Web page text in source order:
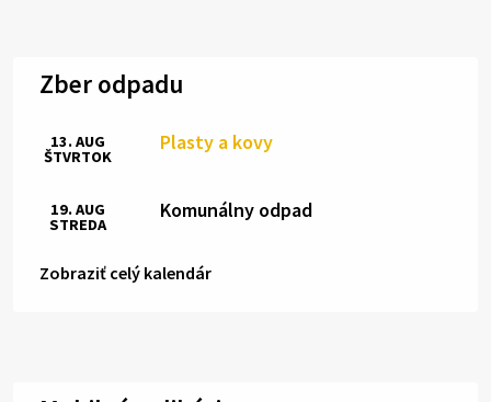
Zber odpadu
Plasty a kovy
13. AUG
ŠTVRTOK
Komunálny odpad
19. AUG
STREDA
Zobraziť celý kalendár